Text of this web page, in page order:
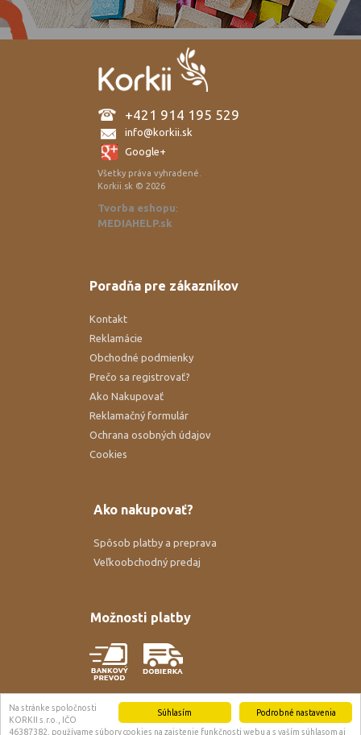
Podrobné nastavenia
Súhlasím
Na stránke spoločnosti
KORKII s.r.o., IČO
46387382, používame súbory cookies na zaistenie funkčnosti webu a s vaším súhlasom aj
+421 914 195 529
info@korkii.sk
Google+
Všetky práva vyhradené.
Korkii.sk © 2026
Tvorba eshopu:
MEDIAHELP.sk
Poradňa pre zákazníkov
Kontakt
Reklamácie
Obchodné podmienky
Prečo sa registrovať?
Ako Nakupovať
Reklamačný formulár
Ochrana osobných údajov
Cookies
Ako nakupovať?
Spôsob platby a preprava
Veľkoobchodný predaj
Možnosti platby
Možnosti dopravy